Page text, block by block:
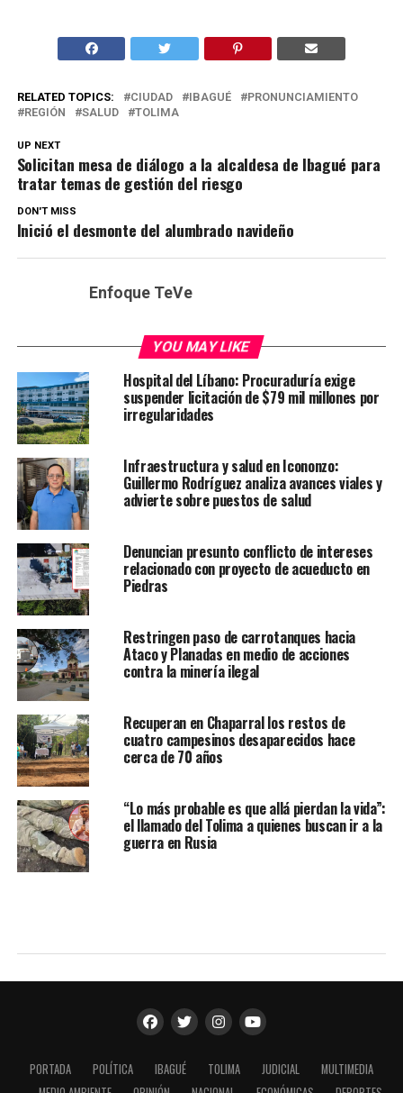
RELATED TOPICS: CIUDAD IBAGUÉ
PRONUNCIAMIENTO
REGIÓN
SALUD TOLIMA
UP NEXT
Solicitan mesa de diálogo a la alcaldesa de Ibagué para
tratar temas de gestión del riesgo
DON'T MISS
Inició el desmonte del alumbrado navideño
Enfoque TeVe
YOU MAY LIKE
Hospital del Líbano: Procuraduría exige
suspender licitación de $79 mil millones por
irregularidades
Infraestructura y salud en Icononzo:
Guillermo Rodríguez analiza avances viales y
advierte sobre puestos de salud
Denuncian presunto conflicto de intereses
relacionado con proyecto de acueducto en
Piedras
Restringen paso de carrotanques hacia
Ataco y Planadas en medio de acciones
contra la minería ilegal
Recuperan en Chaparral los restos de
cuatro campesinos desaparecidos hace
cerca de 70 años
“Lo más probable es que allá pierdan la vida”:
el llamado del Tolima a quienes buscan ir a la
guerra en Rusia
PORTADA POLÍTICA IBAGUÉ TOLIMA JUDICIAL
MULTIMEDIA